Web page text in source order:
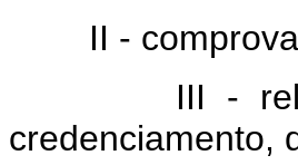
II -
III - relação
credenciamento,